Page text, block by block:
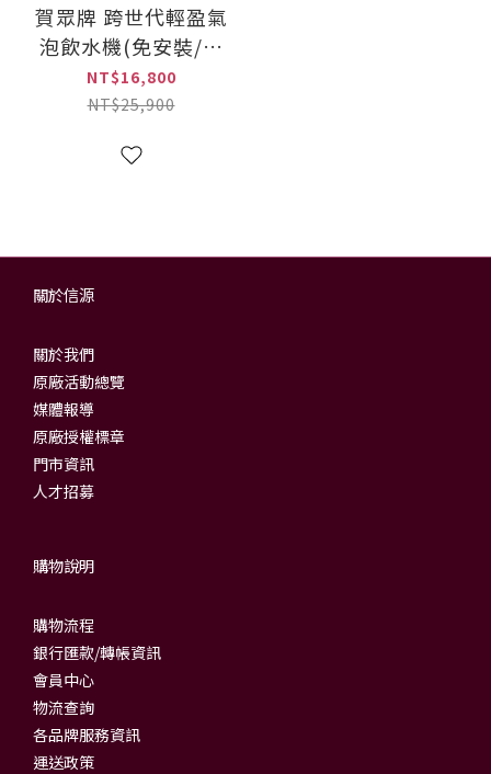
賀眾牌 跨世代輕盈氣
泡飲水機(免安裝/氣
泡/冰溫熱/雙UV殺
菌/RO)(UR-3602AW-
NT$16,800
NT$25,900
關於信源
關於我們
原廠活動總覽
媒體報導
原廠授權標章
門市資訊
人才招募
購物說明
購物流程
銀行匯款/轉帳資訊
會員中心
物流查詢
各品牌服務資訊
運送政策